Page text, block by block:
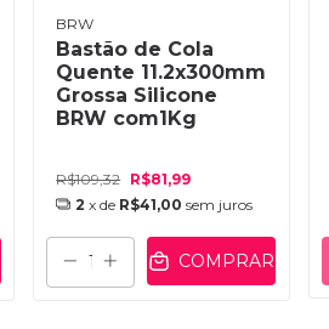
BRW
Bastão de Cola
Quente 11.2x300mm
Grossa Silicone
BRW com1Kg
R$109,32 R$81,99
2 x de R$41,00 sem juros
COMPRAR